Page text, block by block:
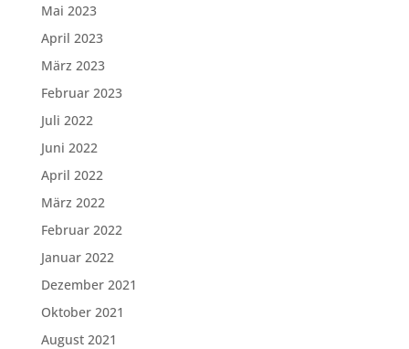
Mai 2023
April 2023
März 2023
Februar 2023
Juli 2022
Juni 2022
April 2022
März 2022
Februar 2022
Januar 2022
Dezember 2021
Oktober 2021
August 2021